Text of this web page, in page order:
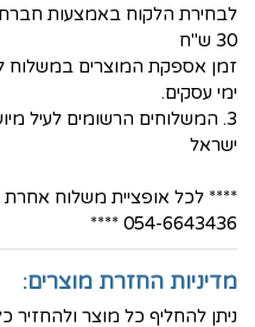
30 ש"ח
ימי עסקים.
3. המשלוחים הרשומים לעיל
ישראל
**** לכל אופציית משלוח אחרת
054-6643436 ****
מדיניות החזרת מוצרים: